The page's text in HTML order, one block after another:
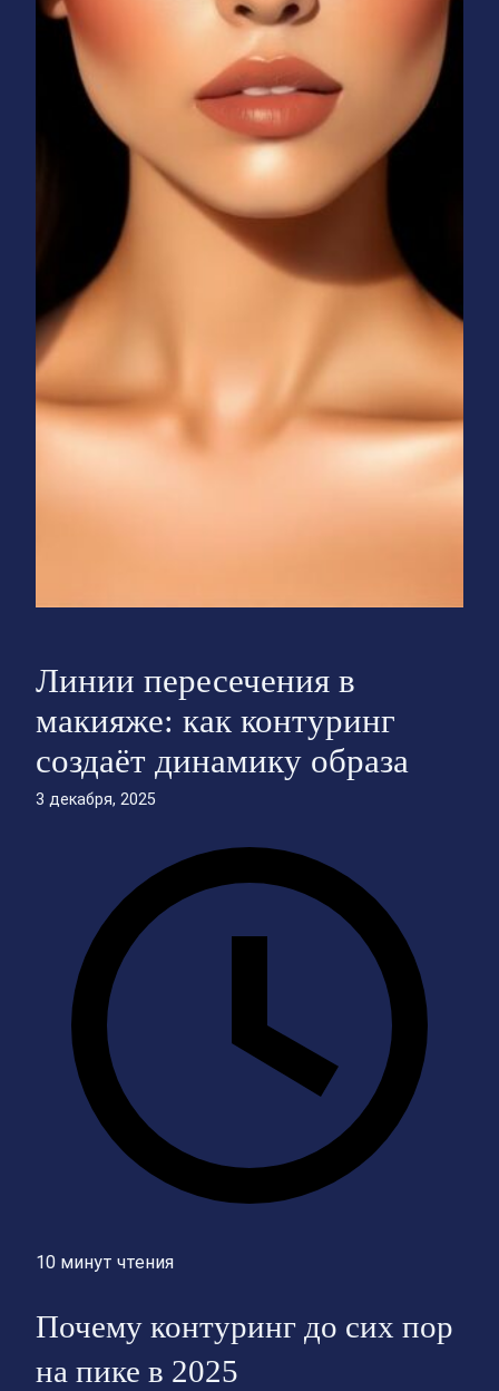
Линии пересечения в
макияже: как контуринг
создаёт динамику образа
3 декабря, 2025
10 минут чтения
Почему контуринг до сих пор
на пике в 2025